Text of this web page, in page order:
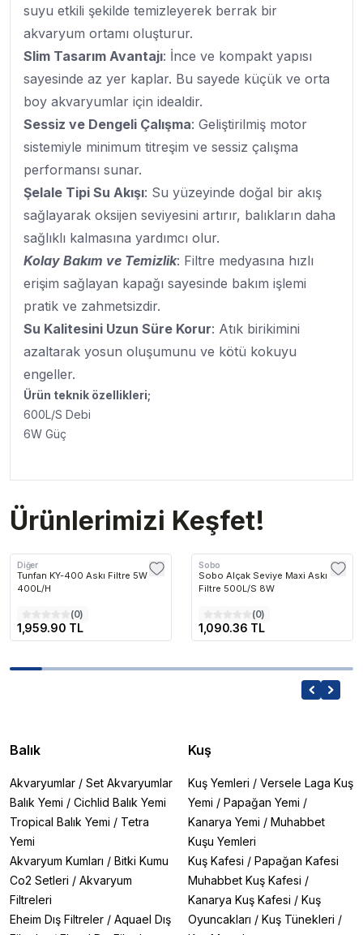
suyu etkili şekilde temizleyerek berrak bir
akvaryum ortamı oluşturur.
Slim Tasarım Avantajı: İnce ve kompakt yapısı
sayesinde az yer kaplar. Bu sayede küçük ve orta
boy akvaryumlar için idealdir.
Sessiz ve Dengeli Çalışma: Geliştirilmiş motor
sistemiyle minimum titreşim ve sessiz çalışma
performansı sunar.
Şelale Tipi Su Akışı: Su yüzeyinde doğal bir akış
sağlayarak oksijen seviyesini artırır, balıkların daha
sağlıklı kalmasına yardımcı olur.
Kolay Bakım ve Temizlik: Filtre medyasına hızlı
erişim sağlayan kapağı sayesinde bakım işlemi
pratik ve zahmetsizdir.
Su Kalitesini Uzun Süre Korur: Atık birikimini
azaltarak yosun oluşumunu ve kötü kokuyu
engeller.
Ürün teknik özellikleri;
600L/S Debi
6W Güç
Ürünlerimizi Keşfet!
Diğer
Tunfan KY-400 Askı Filtre 5W
400L/H
(0)
1,959.90 TL
Sobo
Sobo Alçak Seviye Maxi Askı
Filtre 500L/S 8W
(0)
1,090.36 TL
Balık
Akvaryumlar / Set Akvaryumlar
Balık Yemi / Cichlid Balık Yemi
Tropical Balık Yemi / Tetra
Yemi
Akvaryum Kumları / Bitki Kumu
Co2 Setleri / Akvaryum
Filtreleri
Eheim Dış Filtreler / Aquael Dış
Kuş
Kuş Yemleri / Versele Laga Kuş
Yemi / Papağan Yemi /
Kanarya Yemi / Muhabbet
Kuşu Yemleri
Kuş Kafesi / Papağan Kafesi
Muhabbet Kuş Kafesi /
Kanarya Kuş Kafesi / Kuş
Oyuncakları / Kuş Tünekleri /